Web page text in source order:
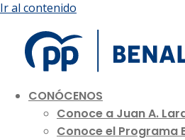
Ir al contenido
CONÓCENOS
Conoce a Juan A.
Conoce el Programa